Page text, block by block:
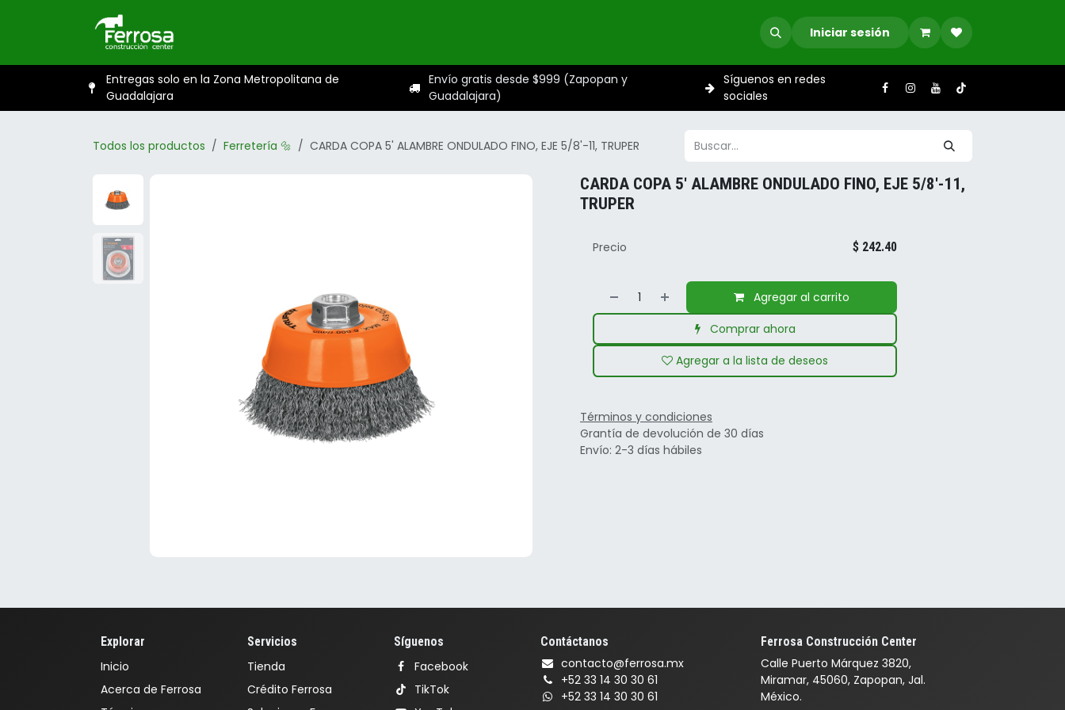
Iniciar sesión
Entregas solo en la Zona Metropolitana de
Guadalajara
Envío gratis desde $999 (Zapopan y
Guadalajara)
Síguenos en redes
sociales
Todos los productos Ferretería 🔩 CARDA COPA 5' ALAMBRE ONDULADO FINO, EJE 5/8'-11, TRUPER
CARDA COPA 5' ALAMBRE ONDULADO FINO, EJE 5/8'-11,
TRUPER
Agregar al carrito
Comprar ahora
Agregar a la lista de deseos
Precio $ 242.40
Términos y condiciones
Grantía de devolución de 30 días
Envío: 2-3 días hábiles
Explorar
Inicio
Acerca de Ferrosa
Servicios
Tienda
Crédito Ferrosa
Ferrosa Construcción Center
Calle Puerto Márquez 3820,
Miramar, 45060, Zapopan, Jal.
México.
Síguenos
Facebook
TikTok
Contáctanos
contacto@ferrosa.mx
+52 33 14 30 30 61
+52 33 14 30 30 61